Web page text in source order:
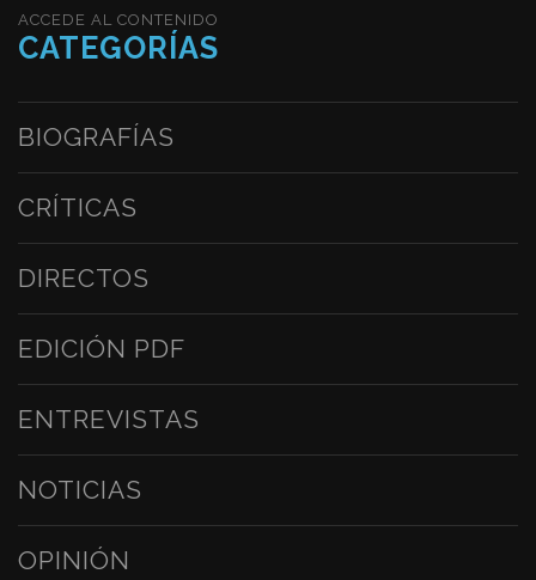
ACCEDE AL CONTENIDO
CATEGORÍAS
BIOGRAFÍAS
CRÍTICAS
DIRECTOS
EDICIÓN PDF
ENTREVISTAS
NOTICIAS
OPINIÓN